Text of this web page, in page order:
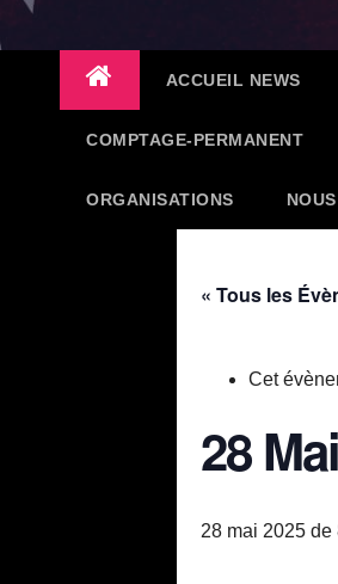
ACCUEIL NEWS
COMPTAGE-PERMANENT
ORGANISATIONS
« Tous les
Cet
28
28 mai 2025 de